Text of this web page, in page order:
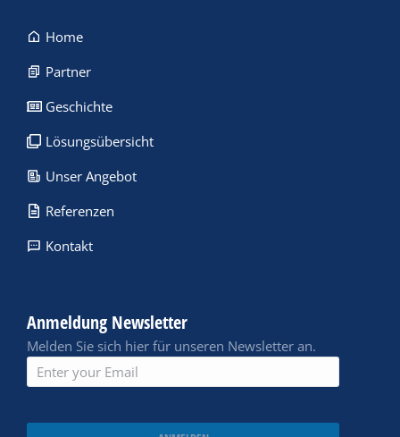
Home
Partner
Geschichte
Lösungsübersicht
Unser Angebot
Referenzen
Kontakt
Anmeldung Newsletter
Melden Sie sich hier für unseren Newsletter an.